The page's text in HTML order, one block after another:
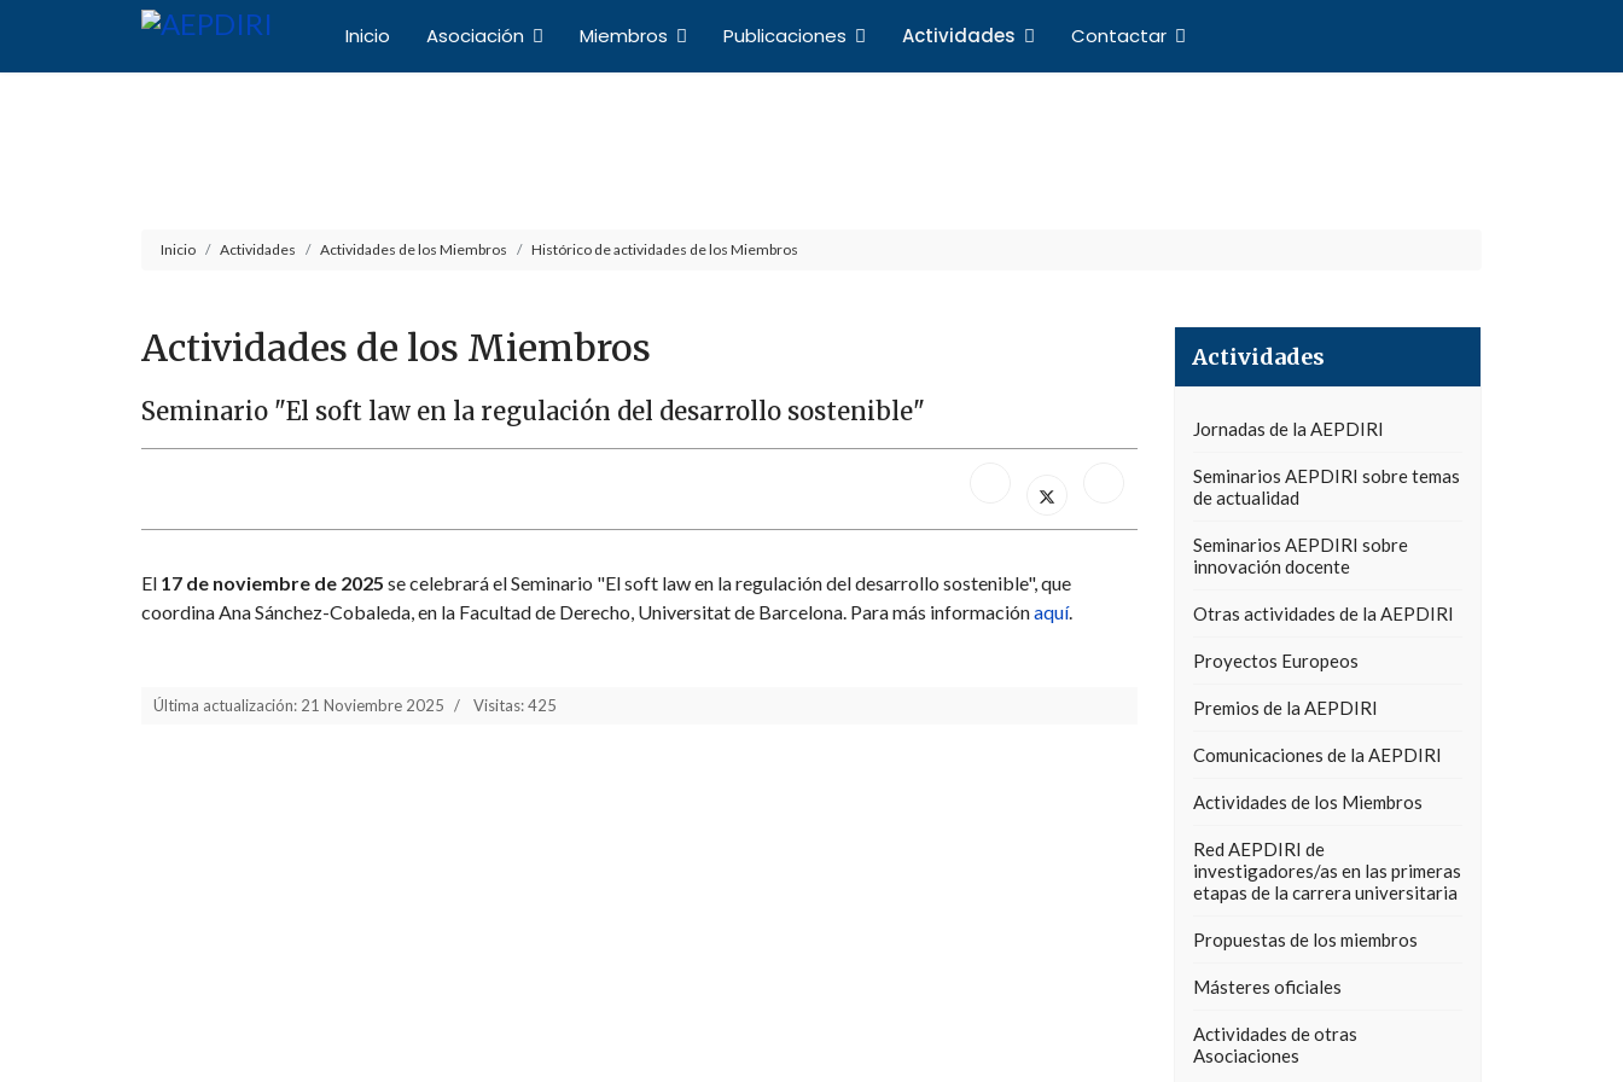
Inicio Asociación Miembros Publicaciones Actividades Contactar
Inicio Actividades Actividades de los Miembros Histórico de actividades de los Miembros
Actividades de los Miembros
Seminario "El soft law en la regulación del desarrollo sostenible"
El 17 de noviembre de 2025 se celebrará el Seminario "El soft law en la regulación del desarrollo sostenible", que
coordina Ana Sánchez-Cobaleda, en la Facultad de Derecho, Universitat de Barcelona. Para más informaciónaquí.
Última actualización: 21 Noviembre 2025 Visitas: 425
Actividades
Jornadas de la AEPDIRI
Seminarios AEPDIRI sobre temas
de actualidad
Seminarios AEPDIRI sobre
innovación docente
Otras actividades de la AEPDIRI
Proyectos Europeos
Premios de la AEPDIRI
Comunicaciones de la AEPDIRI
Actividades de los Miembros
Red AEPDIRI de
investigadores/as en las primeras
etapas de la carrera universitaria
Propuestas de los miembros
Másteres oficiales
Actividades de otras
Asociaciones